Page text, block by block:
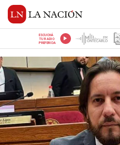
ESCUCHÁ
TU RADIO
PREFERIDA